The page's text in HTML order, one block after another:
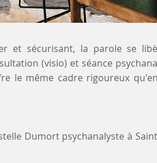
et sécurisant, la parole se
(visio) et séance
le même cadre rigoureux
Dumort psychanalyste à